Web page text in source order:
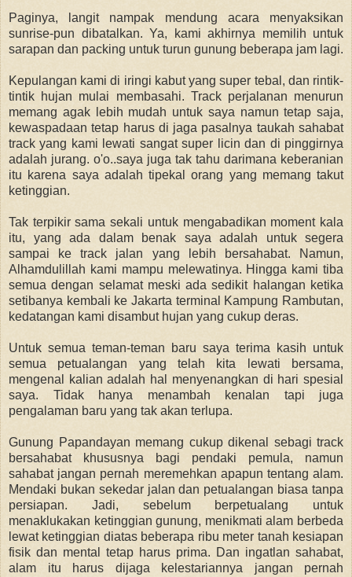
Paginya, langit nampak mendung acara menyaksikan
sunrise-pun dibatalkan. Ya, kami akhirnya memilih untuk
sarapan dan packing untuk turun gunung beberapa jam lagi.
Kepulangan kami di iringi kabut yang super tebal, dan rintik-
tintik hujan mulai membasahi. Track perjalanan menurun
memang agak lebih mudah untuk saya namun tetap saja,
kewaspadaan tetap harus di jaga pasalnya taukah sahabat
track yang kami lewati sangat super licin dan di pinggirnya
adalah jurang. o'o..saya juga tak tahu darimana keberanian
itu karena saya adalah tipekal orang yang memang takut
ketinggian.
Tak terpikir sama sekali untuk mengabadikan moment kala
itu, yang ada dalam benak saya adalah untuk segera
sampai ke track jalan yang lebih bersahabat. Namun,
Alhamdulillah kami mampu melewatinya. Hingga kami tiba
semua dengan selamat meski ada sedikit halangan ketika
setibanya kembali ke Jakarta terminal Kampung Rambutan,
kedatangan kami disambut hujan yang cukup deras.
Untuk semua teman-teman baru saya terima kasih untuk
semua petualangan yang telah kita lewati bersama,
mengenal kalian adalah hal menyenangkan di hari spesial
saya. Tidak hanya menambah kenalan tapi juga
pengalaman baru yang tak akan terlupa.
Gunung Papandayan memang cukup dikenal sebagi track
bersahabat khususnya bagi pendaki pemula, namun
sahabat jangan pernah meremehkan apapun tentang alam.
Mendaki bukan sekedar jalan dan petualangan biasa tanpa
persiapan. Jadi, sebelum berpetualang untuk
menaklukakan ketinggian gunung, menikmati alam berbeda
lewat ketinggian diatas beberapa ribu meter tanah kesiapan
fisik dan mental tetap harus prima. Dan ingatlan sahabat,
alam itu harus dijaga kelestariannya jangan pernah